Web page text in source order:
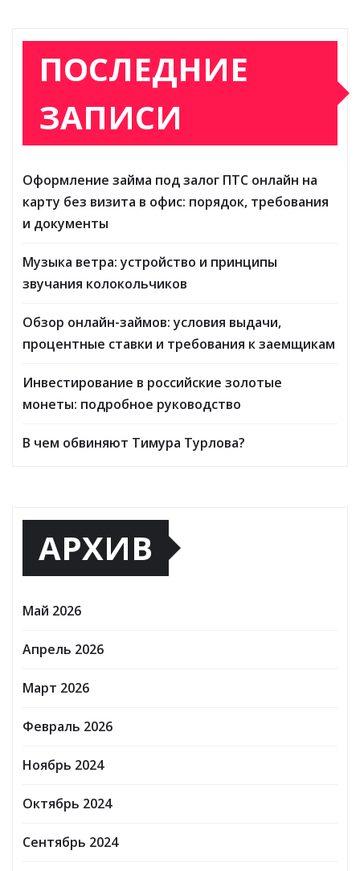
ПОСЛЕДНИЕ
ЗАПИСИ
Оформление займа под залог ПТС онлайн на
карту без визита в офис: порядок, требования
и документы
Музыка ветра: устройство и принципы
звучания колокольчиков
Обзор онлайн-займов: условия выдачи,
процентные ставки и требования к заемщикам
Инвестирование в российские золотые
монеты: подробное руководство
В чем обвиняют Тимура Турлова?
АРХИВ
Май 2026
Апрель 2026
Март 2026
Февраль 2026
Ноябрь 2024
Октябрь 2024
Сентябрь 2024